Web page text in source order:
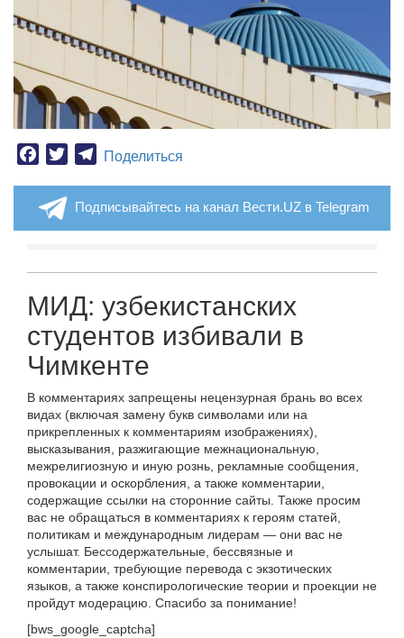
Facebook
TwitterTelegram
Поделиться
Подписывайтесь на канал Вести.UZ в Telegram
МИД: узбекистанских
студентов избивали в
Чимкенте
В комментариях запрещены нецензурная брань во всех
видах (включая замену букв символами или на
прикрепленных к комментариям изображениях),
высказывания, разжигающие межнациональную,
межрелигиозную и иную рознь, рекламные сообщения,
провокации и оскорбления, а также комментарии,
содержащие ссылки на сторонние сайты. Также просим
вас не обращаться в комментариях к героям статей,
политикам и международным лидерам — они вас не
услышат. Бессодержательные, бессвязные и
комментарии, требующие перевода с экзотических
языков, а также конспирологические теории и проекции не
пройдут модерацию. Спасибо за понимание!
[bws_google_captcha]